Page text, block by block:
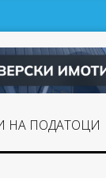
НА ПОДАТОЦИ